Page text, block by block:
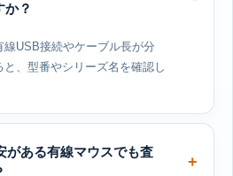
か？
線USB接続やケーブル長が分
、型番やシリーズ名を確認し
がある有線マウスでも査